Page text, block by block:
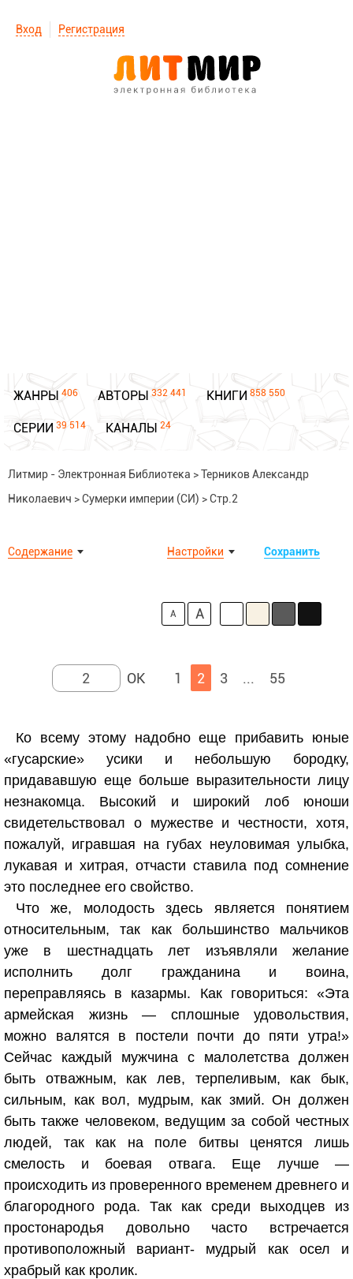
Вход Регистрация
ЖАНРЫ 406 АВТОРЫ 332 441 КНИГИ 858 550
СЕРИИ 39 514 КАНАЛЫ 24
Литмир - Электронная Библиотека >Терников Александр
Николаевич >Сумерки империи (СИ) >Стр.2
Содержание Сохранить
Настройки
A A
1 2 3 ... 55
Ко всему этому надобно еще прибавить юные
«гусарские» усики и небольшую бородку,
придававшую еще больше выразительности лицу
незнакомца. Высокий и широкий лоб юноши
свидетельствовал о мужестве и честности, хотя,
пожалуй, игравшая на губах неуловимая улыбка,
лукавая и хитрая, отчасти ставила под сомнение
это последнее его свойство.
Что же, молодость здесь является понятием
относительным, так как большинство мальчиков
уже в шестнадцать лет изъявляли желание
исполнить долг гражданина и воина,
переправляясь в казармы. Как говориться: «Эта
армейская жизнь — сплошные удовольствия,
можно валятся в постели почти до пяти утра!»
Сейчас каждый мужчина с малолетства должен
быть отважным, как лев, терпеливым, как бык,
сильным, как вол, мудрым, как змий. Он должен
быть также человеком, ведущим за собой честных
людей, так как на поле битвы ценятся лишь
смелость и боевая отвага. Еще лучше —
происходить из проверенного временем древнего и
благородного рода. Так как среди выходцев из
простонародья довольно часто встречается
противоположный вариант- мудрый как осел и
храбрый как кролик.